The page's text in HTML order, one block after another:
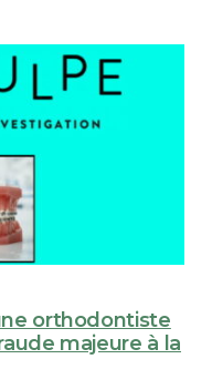
orthodontiste
majeure à la